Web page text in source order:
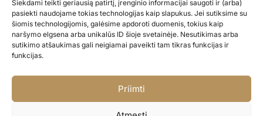
Siekdami teikti geriausią patirtį, įrenginio informacijai saugoti ir (arba)
pasiekti naudojame tokias technologijas kaip slapukus. Jei sutiksime su
šiomis technologijomis, galėsime apdoroti duomenis, tokius kaip
naršymo elgsena arba unikalūs ID šioje svetainėje. Nesutikimas arba
sutikimo atšaukimas gali neigiamai paveikti tam tikras funkcijas ir
funkcijas.
Priimti
Didmena
Darbų portfolio
Privatumo politika
Parduotuvės politika